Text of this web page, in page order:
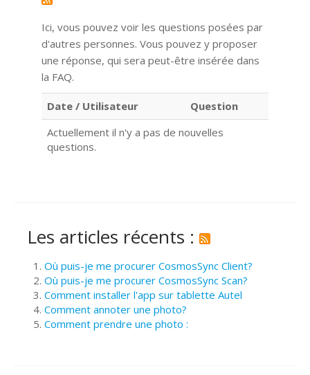
Ici, vous pouvez voir les questions posées par
d'autres personnes. Vous pouvez y proposer
une réponse, qui sera peut-être insérée dans
la FAQ.
Date / Utilisateur
Question
Actuellement il n'y a pas de nouvelles
questions.
Les articles récents :
Où puis-je me procurer CosmosSync Client?
Où puis-je me procurer CosmosSync Scan?
Comment installer l'app sur tablette Autel
Comment annoter une photo?
Comment prendre une photo :